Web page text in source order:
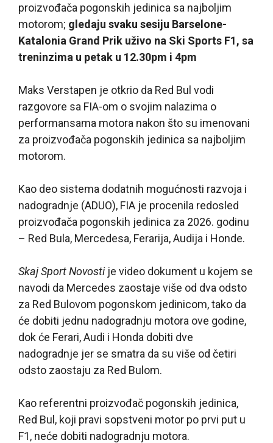
proizvođača pogonskih jedinica sa najboljim
motorom; gledaju svaku sesiju Barselone-
Katalonia Grand Prik uživo na Ski Sports F1, sa
treninzima u petak u 12.30pm i 4pm
Maks Verstapen je otkrio da Red Bul vodi
razgovore sa FIA-om o svojim nalazima o
performansama motora nakon što su imenovani
za proizvođača pogonskih jedinica sa najboljim
motorom.
Kao deo sistema dodatnih mogućnosti razvoja i
nadogradnje (ADUO), FIA je procenila redosled
proizvođača pogonskih jedinica za 2026. godinu
– Red Bula, Mercedesa, Ferarija, Audija i Honde.
Skaj Sport Novostije video dokument u kojem se
navodi da Mercedes zaostaje više od dva odsto
za Red Bulovom pogonskom jedinicom, tako da
će dobiti jednu nadogradnju motora ove godine,
dok će Ferari, Audi i Honda dobiti dve
nadogradnje jer se smatra da su više od četiri
odsto zaostaju za Red Bulom.
Kao referentni proizvođač pogonskih jedinica,
Red Bul, koji pravi sopstveni motor po prvi put u
F1, neće dobiti nadogradnju motora.